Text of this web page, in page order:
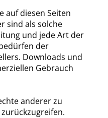
auf diesen Seiten
sind als solche
und jede Art der
der
Downloads und
Gebrauch
anderer zu